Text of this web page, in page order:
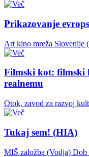
Prikazovanje
Art kino mreža Slovenije
Filmski kot: filmski
realnemu
Otok, zavod za razvoj
Tukaj sem! (HIA)
MIŠ založba (Vodja) Dob